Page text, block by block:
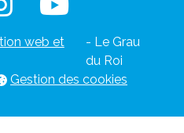
web et
- Le Grau
du Roi
Gestion des cookies